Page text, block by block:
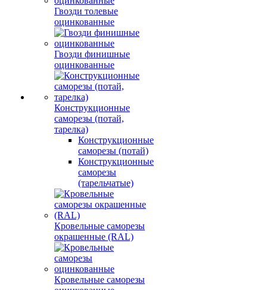
Гвозди толевые
оцинкованные
Гвозди финишные
оцинкованные
Конструкционные
саморезы (потай,
тарелка)
Конструкционные
саморезы (потай)
Конструкционные
саморезы
(тарельчатые)
Кровельные саморезы
окрашенные (RAL)
Кровельные саморезы